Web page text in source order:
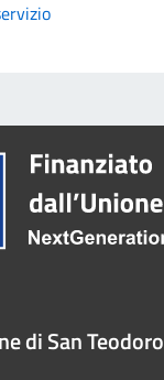
di San Teodoro